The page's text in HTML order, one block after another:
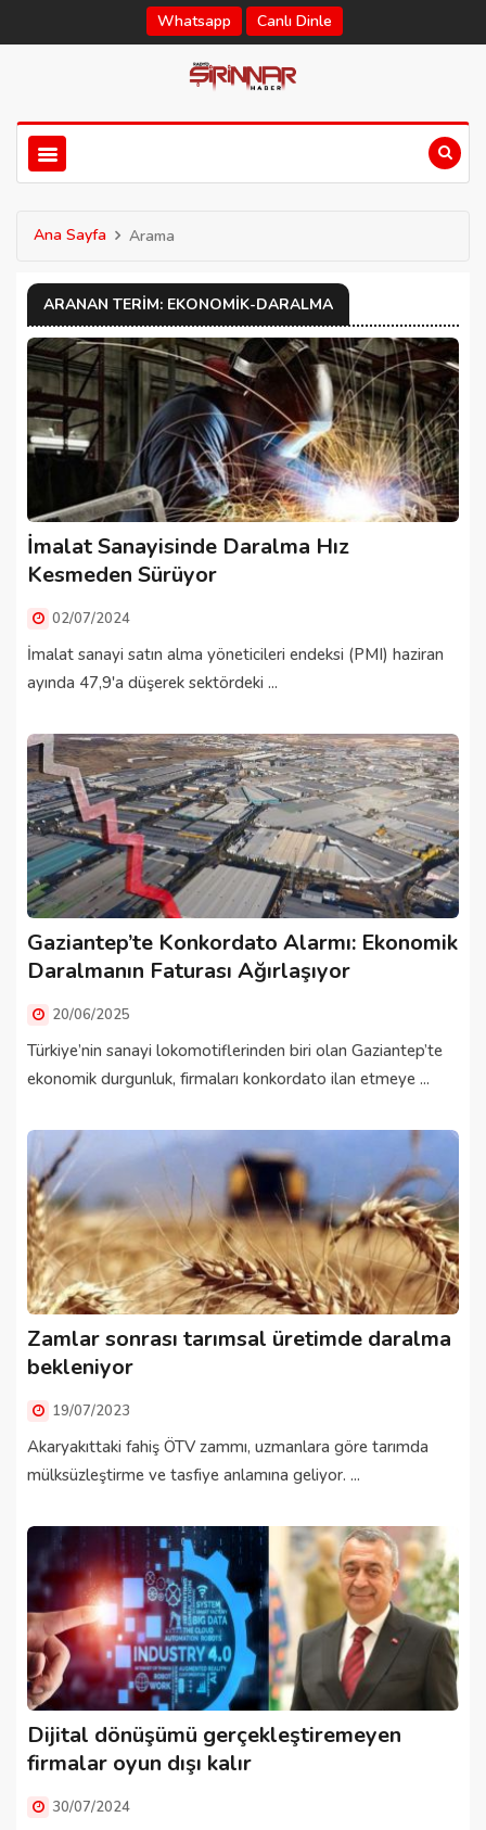
Whatsapp Canlı Dinle
Ana Sayfa Arama
ARANAN TERIM: EKONOMIK-DARALMA
İmalat Sanayisinde Daralma Hız
Kesmeden Sürüyor
02/07/2024
İmalat sanayi satın alma yöneticileri endeksi (PMI) haziran
ayında 47,9'a düşerek sektördeki ...
Gaziantep’te Konkordato Alarmı: Ekonomik
Daralmanın Faturası Ağırlaşıyor
20/06/2025
Türkiye’nin sanayi lokomotiflerinden biri olan Gaziantep’te
ekonomik durgunluk, firmaları konkordato ilan etmeye ...
Zamlar sonrası tarımsal üretimde daralma
bekleniyor
19/07/2023
Akaryakıttaki fahiş ÖTV zammı, uzmanlara göre tarımda
mülksüzleştirme ve tasfiye anlamına geliyor. ...
Dijital dönüşümü gerçekleştiremeyen
firmalar oyun dışı kalır
30/07/2024